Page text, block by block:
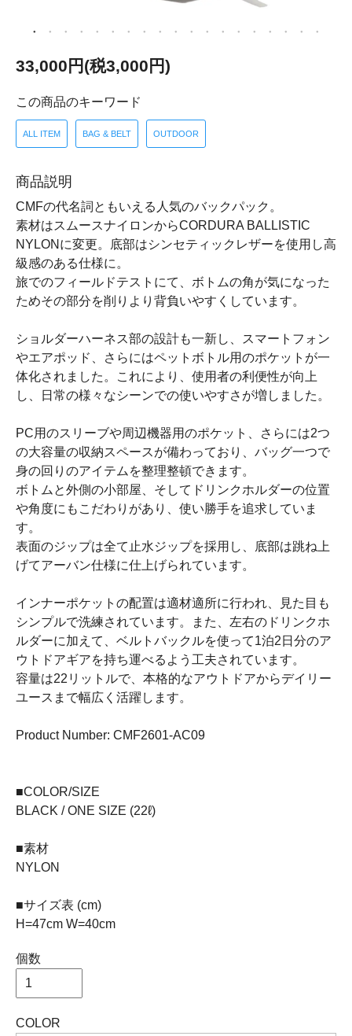
33,000円(税3,000円)
この商品のキーワード
ALL ITEM BAG & BELT OUTDOOR
商品説明
CMFの代名詞ともいえる人気のバックパック。
素材はスムースナイロンからCORDURA BALLISTIC
NYLONに変更。底部はシンセティックレザーを使用し高
級感のある仕様に。
旅でのフィールドテストにて、ボトムの角が気になった
ためその部分を削りより背負いやすくしています。
ショルダーハーネス部の設計も一新し、スマートフォン
やエアポッド、さらにはペットボトル用のポケットが一
体化されました。これにより、使用者の利便性が向上
し、日常の様々なシーンでの使いやすさが増しました。
PC用のスリーブや周辺機器用のポケット、さらには2つ
の大容量の収納スペースが備わっており、バッグ一つで
身の回りのアイテムを整理整頓できます。
ボトムと外側の小部屋、そしてドリンクホルダーの位置
や角度にもこだわりがあり、使い勝手を追求していま
す。
表面のジップは全て止水ジップを採用し、底部は跳ね上
げてアーバン仕様に仕上げられています。
インナーポケットの配置は適材適所に行われ、見た目も
シンプルで洗練されています。また、左右のドリンクホ
ルダーに加えて、ベルトバックルを使って1泊2日分のア
ウトドアギアを持ち運べるよう工夫されています。
容量は22リットルで、本格的なアウトドアからデイリー
ユースまで幅広く活躍します。
Product Number: CMF2601-AC09
■COLOR/SIZE
BLACK / ONE SIZE (22ℓ)
■素材
NYLON
■サイズ表 (cm)
H=47cm W=40cm
個数
COLOR